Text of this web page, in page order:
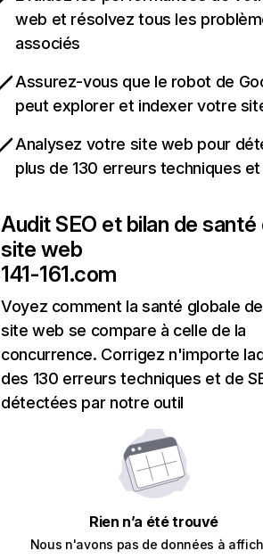
web et résolvez tous les
associés
Assurez-vous que le robot de
peut explorer et indexer votre
Analysez votre site web pour
plus de 130 erreurs techniques et
Audit SEO et bilan de santé
site web
141-161.com
Voyez comment la santé globale
site web se compare à celle de la
concurrence. Corrigez n'importe
des 130 erreurs techniques et de
détectées par notre outil
Rien n’a été trouvé
Nous n'avons pas de données à